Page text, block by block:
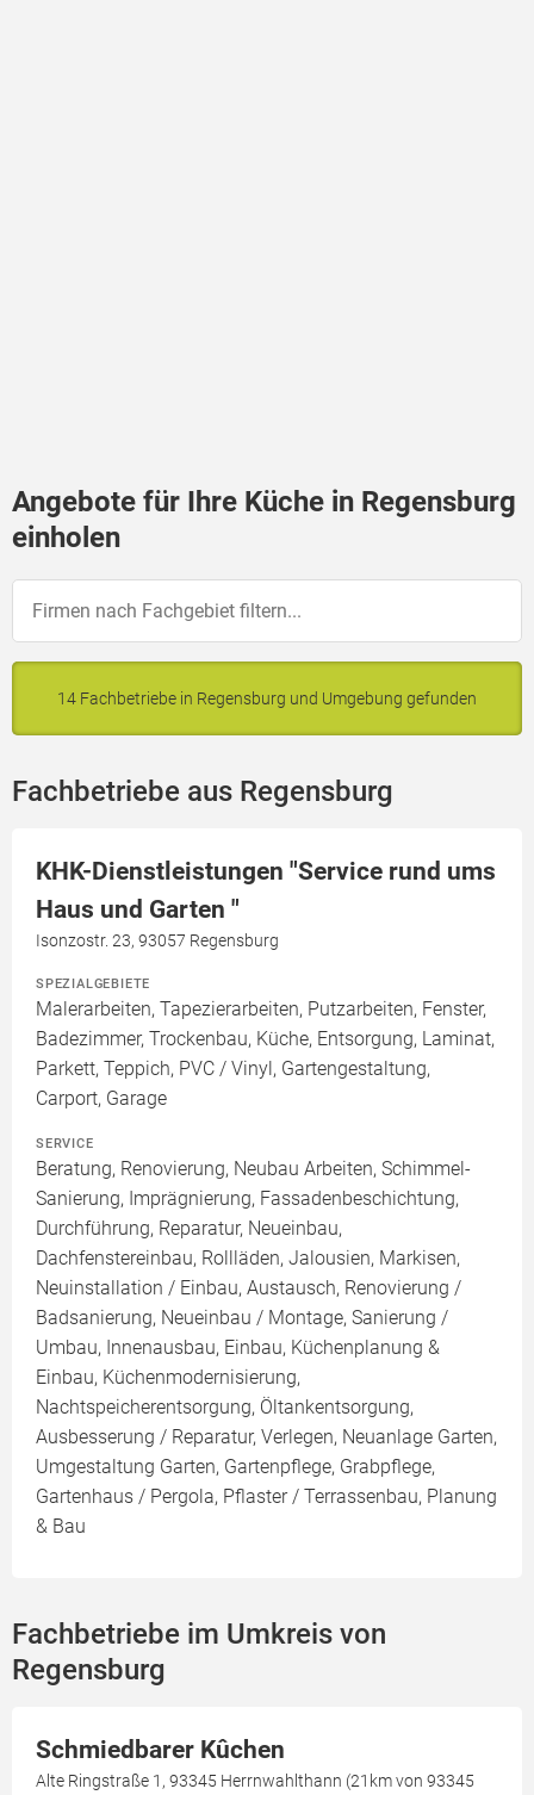
Angebote für Ihre Küche in Regensburg
einholen
14 Fachbetriebe in Regensburg und Umgebung gefunden
Fachbetriebe aus Regensburg
KHK-Dienstleistungen "Service rund ums
Haus und Garten "
Isonzostr. 23, 93057 Regensburg
SPEZIALGEBIETE
Malerarbeiten, Tapezierarbeiten, Putzarbeiten, Fenster,
Badezimmer, Trockenbau, Küche, Entsorgung, Laminat,
Parkett, Teppich, PVC / Vinyl, Gartengestaltung,
Carport, Garage
SERVICE
Beratung, Renovierung, Neubau Arbeiten, Schimmel-
Sanierung, Imprägnierung, Fassadenbeschichtung,
Durchführung, Reparatur, Neueinbau,
Dachfenstereinbau, Rollläden, Jalousien, Markisen,
Neuinstallation / Einbau, Austausch, Renovierung /
Badsanierung, Neueinbau / Montage, Sanierung /
Umbau, Innenausbau, Einbau, Küchenplanung &
Einbau, Küchenmodernisierung,
Nachtspeicherentsorgung, Öltankentsorgung,
Ausbesserung / Reparatur, Verlegen, Neuanlage Garten,
Umgestaltung Garten, Gartenpflege, Grabpflege,
Gartenhaus / Pergola, Pflaster / Terrassenbau, Planung
& Bau
Fachbetriebe im Umkreis von
Regensburg
Schmiedbarer Kûchen
Alte Ringstraße 1, 93345 Herrnwahlthann (21km von 93345